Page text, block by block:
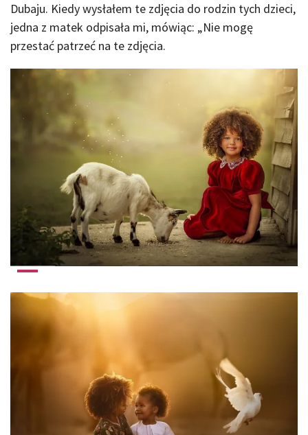
Dubaju. Kiedy wysłałem te zdjęcia do rodzin tych dzieci,
jedna z matek odpisała mi, mówiąc: „Nie mogę
przestać patrzeć na te zdjęcia.